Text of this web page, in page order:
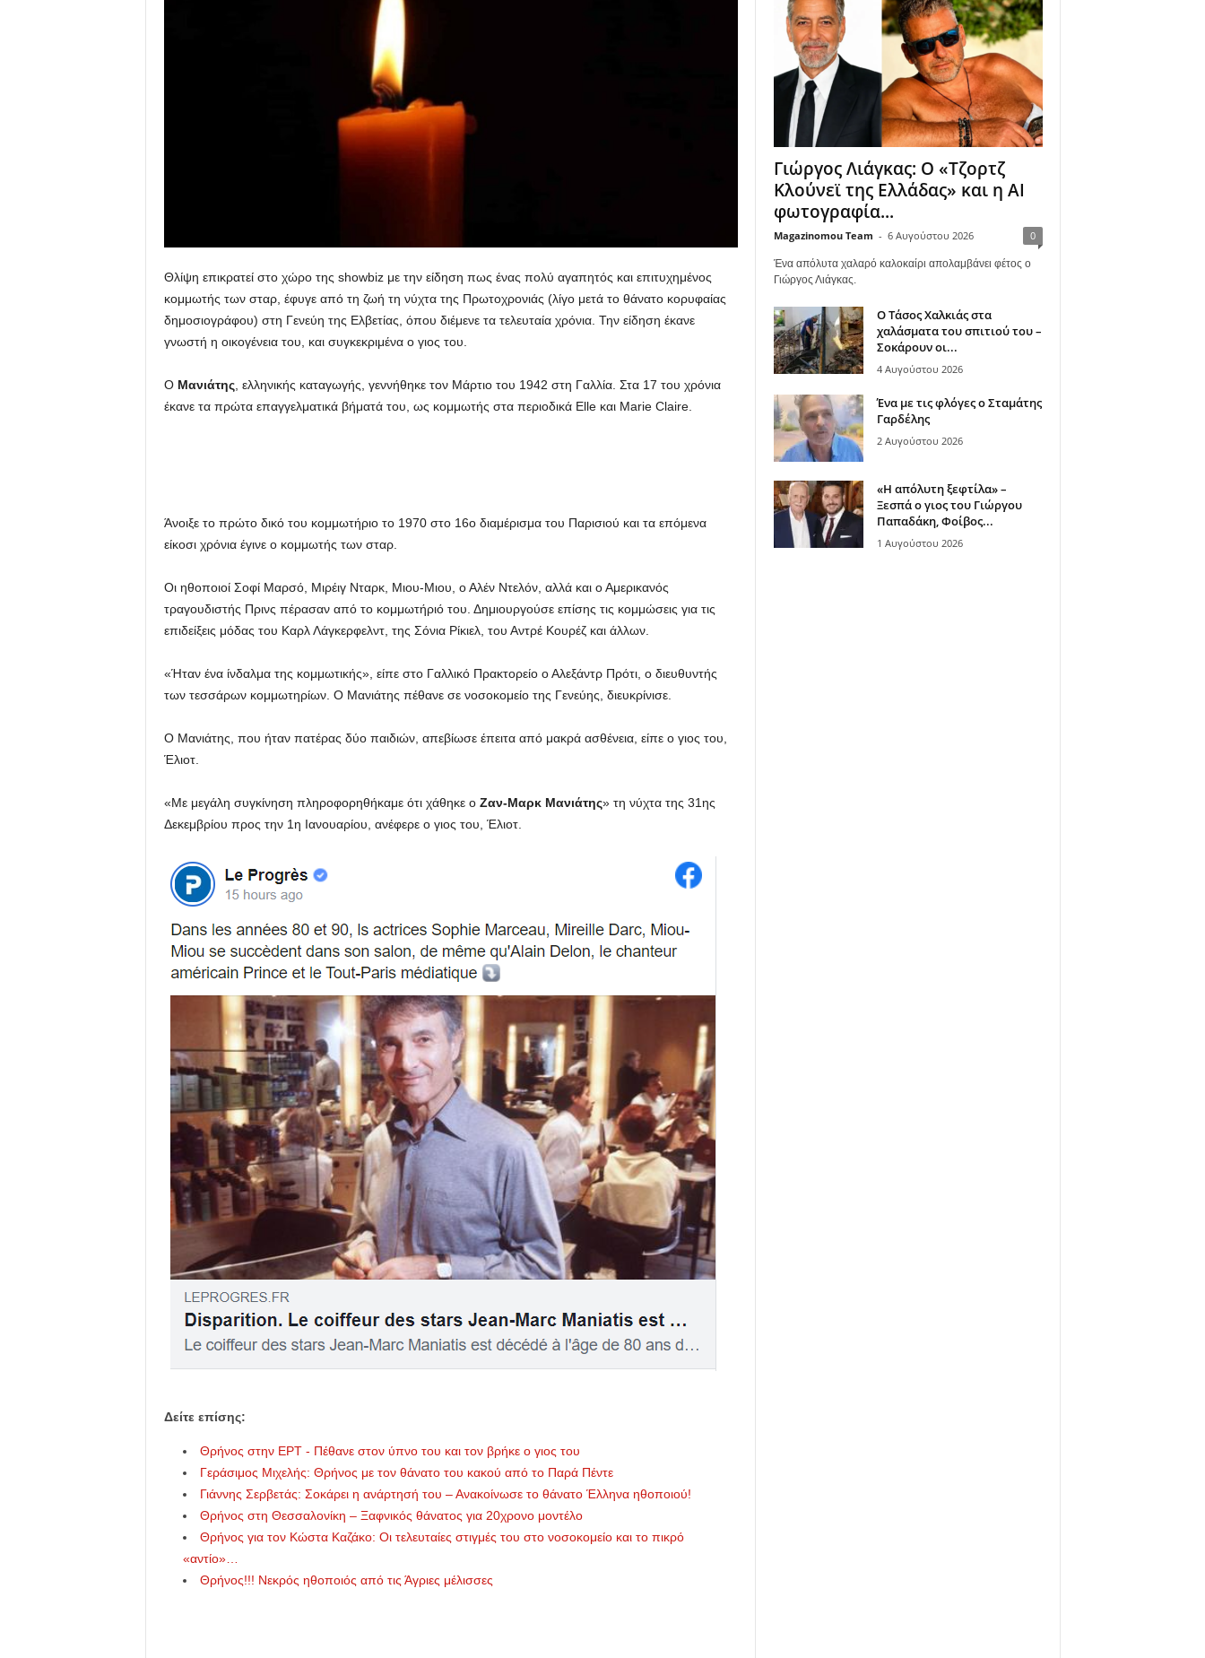
Θλίψη επικρατεί στο χώρο της showbiz με την είδηση πως ένας πολύ αγαπητός και επιτυχημένος
κομμωτής των σταρ, έφυγε από τη ζωή τη νύχτα της Πρωτοχρονιάς (λίγο μετά το θάνατο κορυφαίας
δημοσιογράφου) στη Γενεύη της Ελβετίας, όπου διέμενε τα τελευταία χρόνια. Την είδηση έκανε
γνωστή η οικογένεια του, και συγκεκριμένα ο γιος του.
Ο Μανιάτης, ελληνικής καταγωγής, γεννήθηκε τον Μάρτιο του 1942 στη Γαλλία. Στα 17 του χρόνια
έκανε τα πρώτα επαγγελματικά βήματά του, ως κομμωτής στα περιοδικά Elle και Marie Claire.
Άνοιξε το πρώτο δικό του κομμωτήριο το 1970 στο 16ο διαμέρισμα του Παρισιού και τα επόμενα
είκοσι χρόνια έγινε ο κομμωτής των σταρ.
Οι ηθοποιοί Σοφί Μαρσό, Μιρέιγ Νταρκ, Μιου-Μιου, ο Αλέν Ντελόν, αλλά και ο Αμερικανός
τραγουδιστής Πρινς πέρασαν από το κομμωτήριό του. Δημιουργούσε επίσης τις κομμώσεις για τις
επιδείξεις μόδας του Καρλ Λάγκερφελντ, της Σόνια Ρίκιελ, του Αντρέ Κουρέζ και άλλων.
«Ήταν ένα ίνδαλμα της κομμωτικής», είπε στο Γαλλικό Πρακτορείο ο Αλεξάντρ Πρότι, ο διευθυντής
των τεσσάρων κομμωτηρίων. Ο Μανιάτης πέθανε σε νοσοκομείο της Γενεύης, διευκρίνισε.
Ο Μανιάτης, που ήταν πατέρας δύο παιδιών, απεβίωσε έπειτα από μακρά ασθένεια, είπε ο γιος του,
Έλιοτ.
«Με μεγάλη συγκίνηση πληροφορηθήκαμε ότι χάθηκε ο Ζαν-Μαρκ Μανιάτης» τη νύχτα της 31ης
Δεκεμβρίου προς την 1η Ιανουαρίου, ανέφερε ο γιος του, Έλιοτ.
Δείτε επίσης:
Θρήνος στην ΕΡΤ - Πέθανε στον ύπνο του και τον βρήκε ο γιος του
Γεράσιμος Μιχελής: Θρήνος με τον θάνατο του κακού από το Παρά Πέντε
Γιάννης Σερβετάς: Σοκάρει η ανάρτησή του – Ανακοίνωσε το θάνατο Έλληνα ηθοποιού!
Θρήνος στη Θεσσαλονίκη – Ξαφνικός θάνατος για 20χρονο μοντέλο
Θρήνος για τον Κώστα Καζάκο: Οι τελευταίες στιγμές του στο νοσοκομείο και το πικρό
«αντίο»…
Θρήνος!!! Νεκρός ηθοποιός από τις Άγριες μέλισσες
Γιώργος Λιάγκας: Ο «Τζορτζ
Κλούνεϊ της Ελλάδας» και η AI
φωτογραφία...
Magazinomou Team - 6 Αυγούστου 2026 0
Ένα απόλυτα χαλαρό καλοκαίρι απολαμβάνει φέτος ο
Γιώργος Λιάγκας.
Ο Τάσος Χαλκιάς στα
χαλάσματα του σπιτιού του –
Σοκάρουν οι...
4 Αυγούστου 2026
Ένα με τις φλόγες ο Σταμάτης
Γαρδέλης
2 Αυγούστου 2026
«Η απόλυτη ξεφτίλα» –
Ξεσπά ο γιος του Γιώργου
Παπαδάκη, Φοίβος...
1 Αυγούστου 2026